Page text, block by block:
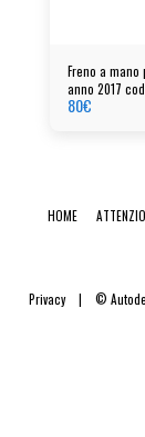
Freno a mano
anno 2017
-89EB020612639
80€
Privacy| ©
HOME